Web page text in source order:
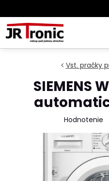
Vst. pračky
SIEMENS
Hodnotenie